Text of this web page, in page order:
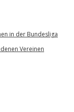
in der Bundesliga
Vereinen